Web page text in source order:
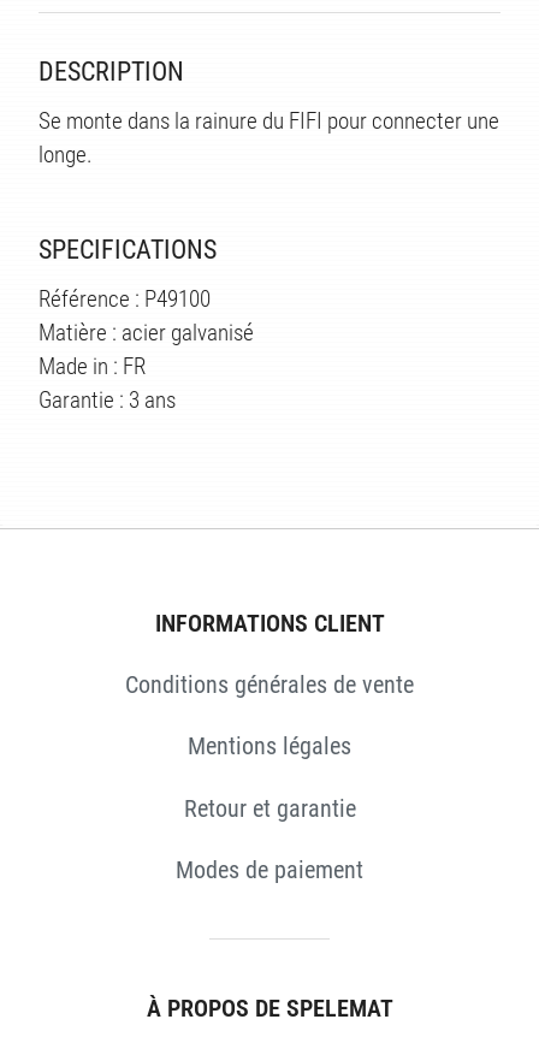
DESCRIPTION
Se monte dans la rainure du FIFI pour connecter une
longe.
SPECIFICATIONS
Référence : P49100
Matière : acier galvanisé
Made in : FR
Garantie : 3 ans
INFORMATIONS CLIENT
Conditions générales de vente
Mentions légales
Retour et garantie
Modes de paiement
À PROPOS DE SPELEMAT